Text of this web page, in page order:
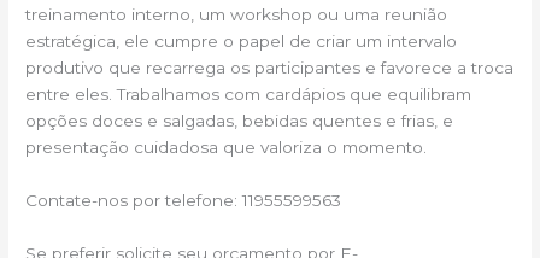
treinamento interno, um workshop ou uma reunião
estratégica, ele cumpre o papel de criar um intervalo
produtivo que recarrega os participantes e favorece a troca
entre eles. Trabalhamos com cardápios que equilibram
opções doces e salgadas, bebidas quentes e frias, e
presentação cuidadosa que valoriza o momento.
Contate-nos por telefone: 11955599563
Se preferir solicite seu orçamento por E-